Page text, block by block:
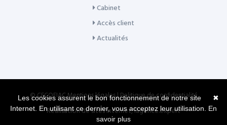
Cabinet
Accès client
Actualités
© CECOFIACMentions légales|Politique de confidentialité
Réalisation de sites Internet,lagence.expert
✖
Les cookies assurent le bon fonctionnement de notre site
Internet. En utilisant ce dernier, vous acceptez leur utilisation. En
savoir plus